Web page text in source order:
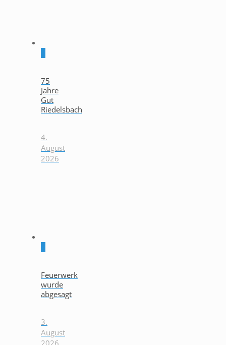
75
Jahre
Gut
Riedelsbach
4.
August
2026
Feuerwerk
wurde
abgesagt
3.
August